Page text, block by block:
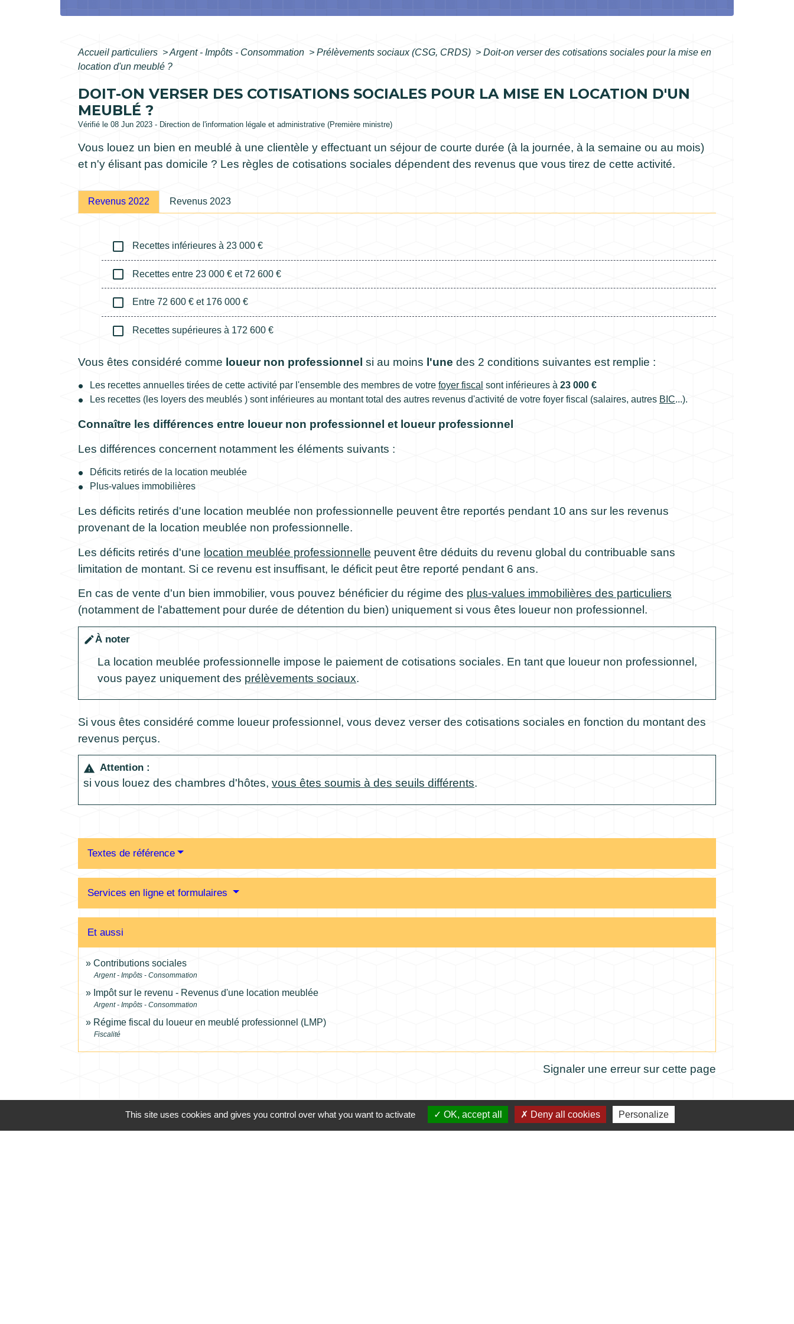
Accueil particuliers >Argent - Impôts - Consommation > Prélèvements sociaux (CSG, CRDS) > Doit-on verser des cotisations sociales pour la mise en
location d'un meublé ?
DOIT-ON VERSER DES COTISATIONS SOCIALES POUR LA MISE EN LOCATION D'UN
MEUBLÉ ?
Vérifié le 08 Jun 2023 - Direction de l'information légale et administrative (Première ministre)
Vous louez un bien en meublé à une clientèle y effectuant un séjour de courte durée (à la journée, à la semaine ou au mois)
et n'y élisant pas domicile ? Les règles de cotisations sociales dépendent des revenus que vous tirez de cette activité.
Revenus 2022 Revenus 2023
check_box_outline_blank Recettes inférieures à 23 000 €
check_box_outline_blank Recettes entre 23 000 € et 72 600 €
check_box_outline_blank Entre 72 600 € et 176 000 €
check_box_outline_blank Recettes supérieures à 172 600 €
Vous êtes considéré comme loueur non professionnel si au moins l'une des 2 conditions suivantes est remplie :
Les recettes annuelles tirées de cette activité par l'ensemble des membres de votre foyer fiscal sont inférieures à 23 000 €
Les recettes (les loyers des meublés ) sont inférieures au montant total des autres revenus d'activité de votre foyer fiscal (salaires, autres BIC...).
Connaître les différences entre loueur non professionnel et loueur professionnel
Les différences concernent notamment les éléments suivants :
Déficits retirés de la location meublée
Plus-values immobilières
Les déficits retirés d'une location meublée non professionnelle peuvent être reportés pendant 10 ans sur les revenus
provenant de la location meublée non professionnelle.
Les déficits retirés d'une location meublée professionnelle peuvent être déduits du revenu global du contribuable sans
limitation de montant. Si ce revenu est insuffisant, le déficit peut être reporté pendant 6 ans.
En cas de vente d'un bien immobilier, vous pouvez bénéficier du régime des plus-values immobilières des particuliers
(notamment de l'abattement pour durée de détention du bien) uniquement si vous êtes loueur non professionnel.
editÀ noter
La location meublée professionnelle impose le paiement de cotisations sociales. En tant que loueur non professionnel,
vous payez uniquement des prélèvements sociaux.
Si vous êtes considéré comme loueur professionnel, vous devez verser des cotisations sociales en fonction du montant des
revenus perçus.
warning Attention :
si vous louez des chambres d'hôtes, vous êtes soumis à des seuils différents.
Textes de référence
Services en ligne et formulaires
Et aussi
Contributions sociales
Argent - Impôts - Consommation
Impôt sur le revenu - Revenus d'une location meublée
Argent - Impôts - Consommation
Régime fiscal du loueur en meublé professionnel (LMP)
Fiscalité
Signaler une erreur sur cette page
Contacts
This site uses cookies and gives you control over what you want to activate OK, accept all Deny all cookies Personalize